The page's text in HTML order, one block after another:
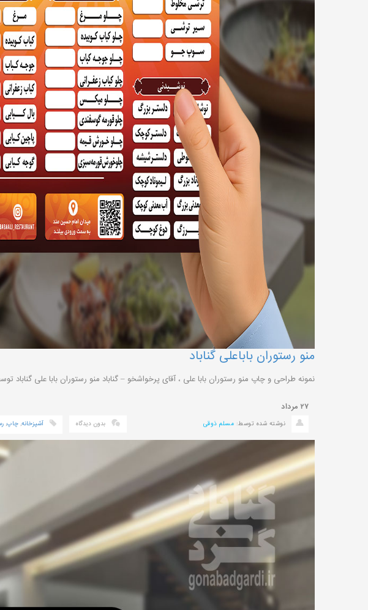
منو رستوران باباعلی گناباد
نمونه طراحی و چاپ منو رستوران بابا علی ، آقای پرخواشخو – گناباد منو رستوران بابا علی
۲۷ مرداد
نوشته شده توسط: مسلم ذوقی بدون دیدگاه آشپزخانه, چاپ,